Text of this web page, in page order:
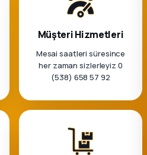
Müşteri Hizmetleri
Mesai saatleri süresince
her zaman sizlerleyiz 0
(538) 658 57 92